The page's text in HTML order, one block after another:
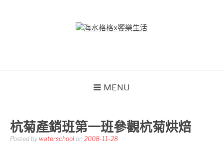
MENU
杭菊產銷班第一班參觀杭菊烘焙
Posted by waterschool on 2008-11-28